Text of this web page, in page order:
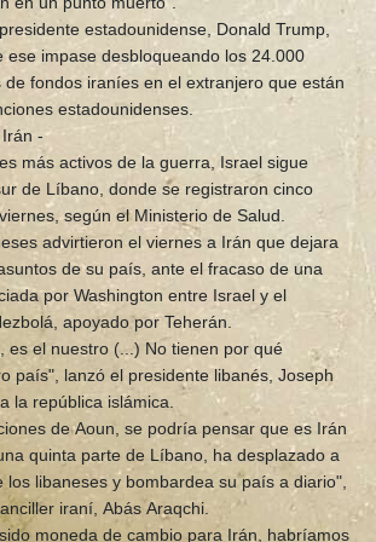
estadounidense, Donald Trump,
ese impase desbloqueando los 24.000
de fondos iraníes en el extranjero que están
estadounidenses.
-
más activos de la guerra, Israel sigue
de Líbano, donde se registraron cinco
según el Ministerio de Salud.
advirtieron el viernes a Irán que dejara
de su país, ante el fracaso de una
por Washington entre Israel y el
apoyado por Teherán.
es el nuestro (...) No tienen por qué
país", lanzó el presidente libanés, Joseph
la república islámica.
de Aoun, se podría pensar que es Irán
quinta parte de Líbano, ha desplazado a
los libaneses y bombardea su país a diario",
iraní, Abás Araqchi.
moneda de cambio para Irán, habríamos